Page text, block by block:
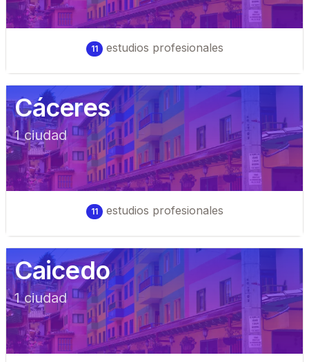
11 estudios profesionales
Cáceres
1ciudad
11 estudios profesionales
Caicedo
1ciudad